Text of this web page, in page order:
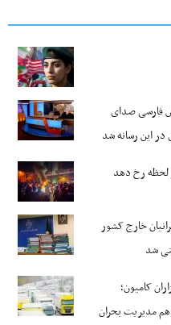
فارسی صدای
در این رسانه شد
لحظه رخ دهد
خارج کشور
شد
کامیون؛
مدیریت بحران